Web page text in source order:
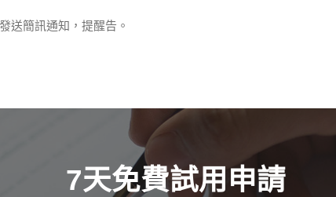
送簡訊通知，提醒告。
7天免費試用申請